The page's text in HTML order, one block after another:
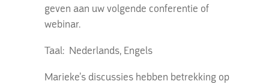
geven aan uw volgende conferentie of
webinar.
Taal: Nederlands, Engels
Marieke’s discussies hebben betrekking op